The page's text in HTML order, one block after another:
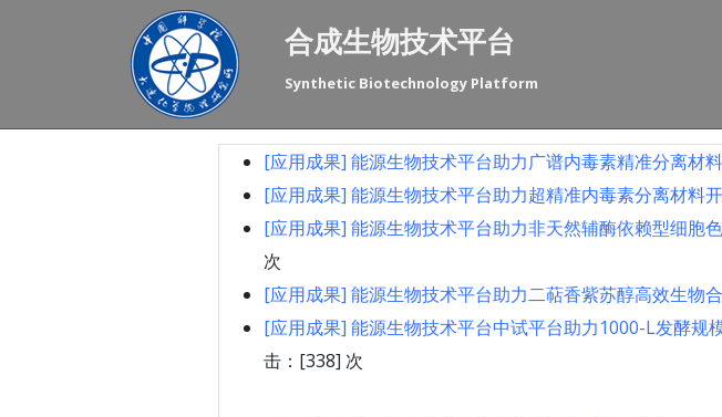
合成生物技术平台
Synthetic Biotechnology Platform
[应用成果] 能源生物技术平台助力广谱内毒素精准分离材
[应用成果] 能源生物技术平台助力超精准内毒素分离材料
[应用成果] 能源生物技术平台助力非天然辅酶依赖型细胞
次
[应用成果] 能源生物技术平台助力二萜香紫苏醇高效生物
[应用成果] 能源生物技术平台中试平台助力1000-L发酵规
击：[338] 次